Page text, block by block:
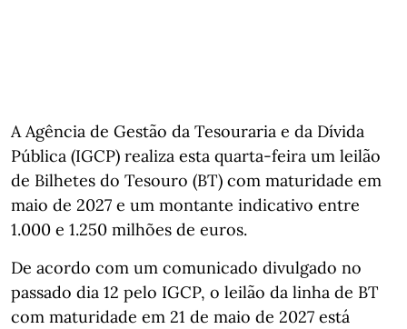
A Agência de Gestão da Tesouraria e da Dívida
Pública (IGCP) realiza esta quarta-feira um leilão
de Bilhetes do Tesouro (BT) com maturidade em
maio de 2027 e um montante indicativo entre
1.000 e 1.250 milhões de euros.
De acordo com um comunicado divulgado no
passado dia 12 pelo IGCP, o leilão da linha de BT
com maturidade em 21 de maio de 2027 está